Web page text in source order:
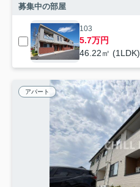
募集中の部屋
103
5.7万円
46.22㎡ (1LDK)
アパート